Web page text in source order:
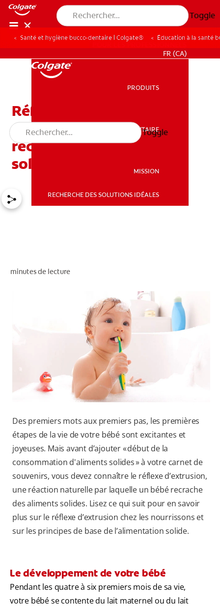
Toggle
SANTÉ BUCCO-DENTAIRE
FR (CA)
FR (CA)
PRODUITS
SANTÉ BUCCO-DENTAIRE
MISSION
RECHERCHE DES SOLUTIONS IDÉALES
Toggle
Santé et hygiène bucco-dentaire | Colgate® Éducation à la santé
Réflexe d’extrusion :
pourquoi votre bébé
recrache les aliments
solides
minutes de lecture
Des premiers mots aux premiers pas, les premières
étapes de la vie de votre bébé sont excitantes et
joyeuses. Mais avant d’ajouter « début de la
consommation d'aliments solides » à votre carnet de
souvenirs, vous devez connaître le réflexe d’extrusion,
une réaction naturelle par laquelle un bébé recrache
des aliments solides. Lisez ce qui suit pour en savoir
plus sur le réflexe d’extrusion chez les nourrissons et
sur les principes de base de l’alimentation solide.
Le développement de votre bébé
Pendant les quatre à six premiers mois de sa vie,
votre bébé se contente du lait maternel ou du lait